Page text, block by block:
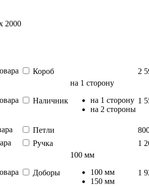
2000
Короб
2
Наличник
на 1 сторону
на 1 сторону
на 2 стороны
1
Петли
Ручка
1
Доборы
100 мм
100 мм
150 мм
1